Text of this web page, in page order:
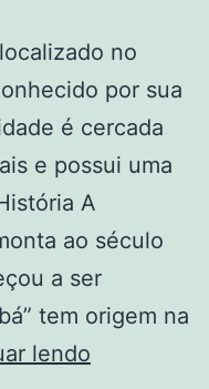
no
por sua
é cercada
e possui uma
A
ao século
a ser
tem origem na
lendo